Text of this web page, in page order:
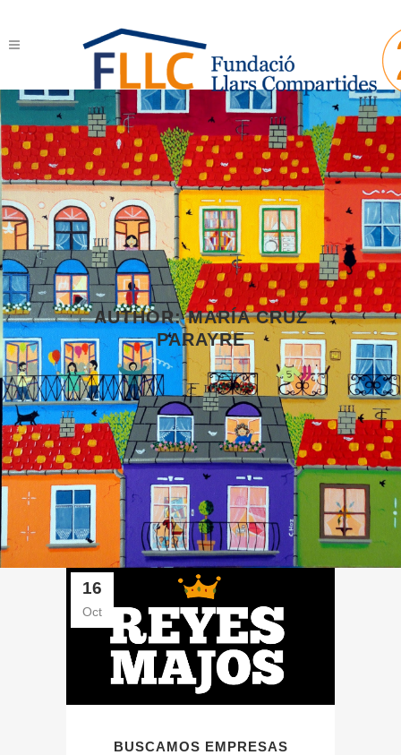
AUTHOR: MARÍA CRUZ
PARAYRE
16
Oct
BUSCAMOS EMPRESAS